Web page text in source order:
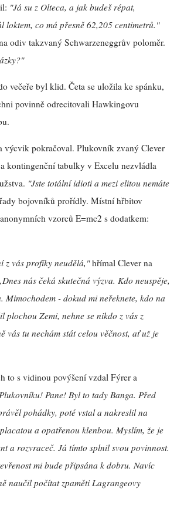
"Já su z Olteca, a jak budeš répat,
loktem, co má přesně 62,205 centimetrů."
odiv takzvaný Schwarzeneggrův poloměr.
večeře byl klid. Četa se uložila ke spánku,
povinně odrecitovali Hawkingovu
výcvik pokračoval. Plukovník zvaný Clever
kontingenční tabulky v Excelu nezvládla
"Jste totální idioti a mezi elitou nemáte
bojovníků prořídly. Místní hřbitov
vzorců E=mc2 s dodatkem:
z vás profíky neudělá,"hřímal Clever na
nás čeká skutečná výzva. Kdo neuspěje,
Mimochodem - dokud mi neřeknete, kdo na
plochou Zemi, nehne se nikdo z vás z
vás tu nechám stát celou věčnost, ať už je
to s vidinou povýšení vzdal Fýrer a
Pane! Byl to tady Banga. Před
pohádky, poté vstal a nakreslil na
a opatřenou klenbou. Myslím, že je
a rozvraceč. Já tímto splnil svou povinnost.
mi bude připsána k dobru. Navíc
naučil počítat zpaměti Lagrangeovy